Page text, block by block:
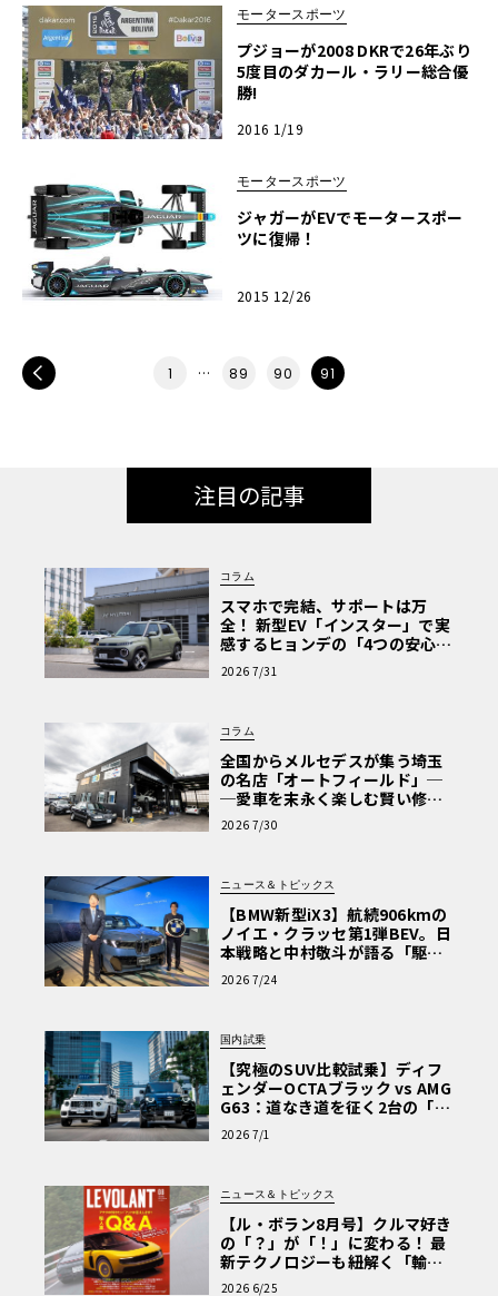
モータースポーツ
プジョーが2008 DKRで26年ぶり
5度目のダカール・ラリー総合優
勝!
2016 1/19
モータースポーツ
ジャガーがEVでモータースポー
ツに復帰！
2015 12/26
1 … 89 90 91
注目の記事
コラム
スマホで完結、サポートは万
全！ 新型EV「インスター」で実
感するヒョンデの「4つの安心」
【第1回・ヒョンデ6つの疑問：
Why? Hyundai?】〈PR〉
2026 7/31
コラム
全国からメルセデスが集う埼玉
の名店「オートフィールド」─
─愛車を末永く楽しむ賢い修理
術と、プロがフックス製オイル
を選ぶ理由〈PR〉
2026 7/30
ニュース＆トピックス
【BMW新型iX3】航続906kmの
ノイエ・クラッセ第1弾BEV。日
本戦略と中村敬斗が語る「駆け
ぬける歓び」
2026 7/24
国内試乗
【究極のSUV比較試乗】ディフ
ェンダーOCTAブラック vs AMG
G63：道なき道を征く2台の「対
極的アプローチ」
2026 7/1
ニュース＆トピックス
【ル・ボラン8月号】クルマ好き
の「？」が「！」に変わる！ 最
新テクノロジーも紐解く「輸入
車Q&A」
2026 6/25